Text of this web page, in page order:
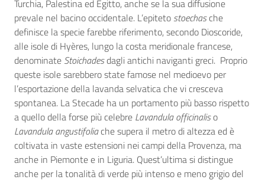
Turchia, Palestina ed Egitto, anche se la sua diffusione
prevale nel bacino occidentale. L’epiteto stoechasche
definisce la specie farebbe riferimento, secondo Dioscoride,
alle isole di Hyères, lungo la costa meridionale francese,
denominate Stoichadesdagli antichi naviganti greci. Proprio
queste isole sarebbero state famose nel medioevo per
l’esportazione della lavanda selvatica che vi cresceva
spontanea. La Stecade ha un portamento più basso rispetto
a quello della forse più celebre Lavandula officinaliso
Lavandula angustifoliache supera il metro di altezza ed è
coltivata in vaste estensioni nei campi della Provenza, ma
anche in Piemonte e in Liguria. Quest’ultima si distingue
anche per la tonalità di verde più intenso e meno grigio del